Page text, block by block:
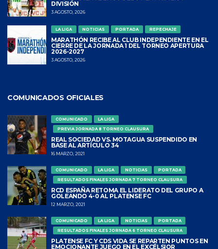
DIVISIÓN
3 AGOSTO, 2026
LA LIGA NOTICIAS PORTADA REPECHAJE
MARATHÓN RECIBE AL CLUB INDEPENDIENTE EN EL
CIERRE DE LA JORNADA 1 DEL TORNEO APERTURA
2026-2027
3 AGOSTO, 2026
COMUNICADOS OFICIALES
COMUNICADO
LA LIGA
PREVIA JORNADA 8 TORNEO CLAUSURA
REAL SOCIEDAD VS. MOTAGUA SUSPENDIDO EN
BASE AL ARTÍCULO 34
16 MARZO, 2021
COMUNICADO LA LIGA NOTICIAS
PORTADA
RESULTADOS FINALES JORNADA 7 TORNEO CLAUSURA
RCD ESPAÑA RETOMA EL LIDERATO DEL GRUPO A
GOLEANDO 4-0 AL PLATENSE FC
12 MARZO, 2021
COMUNICADO LA LIGA NOTICIAS
PORTADA
RESULTADOS FINALES JORNADA 6 TORNEO CLAUSURA
PLATENSE FC Y CDS VIDA SE REPARTEN PUNTOS EN
EMOCIONANTE JUEGO EN EL EXCÉLSIOR